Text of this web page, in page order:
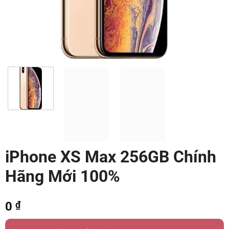
iPhone XS Max 256GB Chính
Hãng Mới 100%
0 ₫